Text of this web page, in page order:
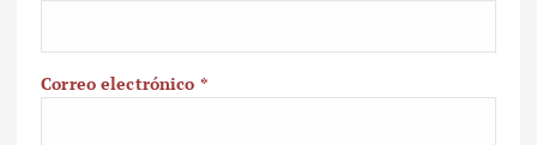
Correo electrónico *